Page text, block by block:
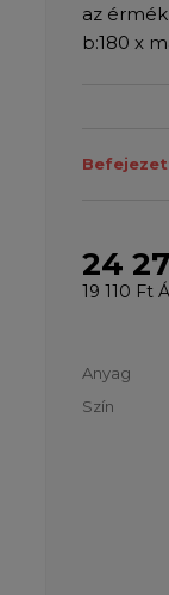
az
b:180 x
24
19 110 Ft
Anyag
Szín